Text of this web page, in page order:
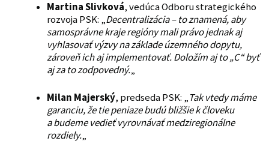
Martina Slivková, vedúca Odboru strategického
rozvoja PSK: „Decentralizácia – to znamená, aby
samosprávne kraje regióny mali právo jednak aj
vyhlasovať výzvy na základe územného dopytu,
zároveň ich aj implementovať. Doložím aj to „C“ byť
aj za to zodpovedný.„
Milan Majerský, predseda PSK: „Tak vtedy máme
garanciu, že tie peniaze budú bližšie k človeku
a budeme vedieť vyrovnávať medziregionálne
rozdiely.„